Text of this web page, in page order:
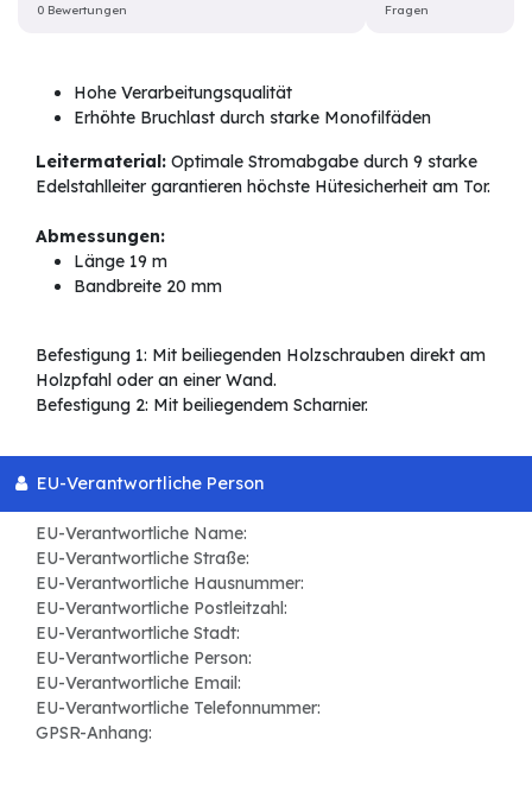
0 Bewertungen Fragen
Hohe Verarbeitungsqualität
Erhöhte Bruchlast durch starke Monofilfäden
Leitermaterial: Optimale Stromabgabe durch 9 starke
Edelstahlleiter garantieren höchste Hütesicherheit am Tor.
Abmessungen:
Länge 19 m
Bandbreite 20 mm
Befestigung 1: Mit beiliegenden Holzschrauben direkt am
Holzpfahl oder an einer Wand.
Befestigung 2: Mit beiliegendem Scharnier.
EU-Verantwortliche Person
EU-Verantwortliche Name:
EU-Verantwortliche Straße:
EU-Verantwortliche Hausnummer:
EU-Verantwortliche Postleitzahl:
EU-Verantwortliche Stadt:
EU-Verantwortliche Person:
EU-Verantwortliche Email:
EU-Verantwortliche Telefonnummer:
GPSR-Anhang: